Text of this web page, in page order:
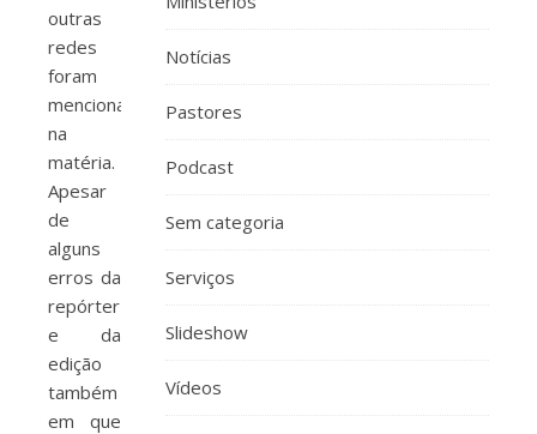
outras
redes
foram
mencionadas
na
matéria.
Apesar
de
alguns
erros da
repórter
e da
edição
também
em que
Notícias
Pastores
Podcast
Sem categoria
Serviços
Slideshow
Vídeos